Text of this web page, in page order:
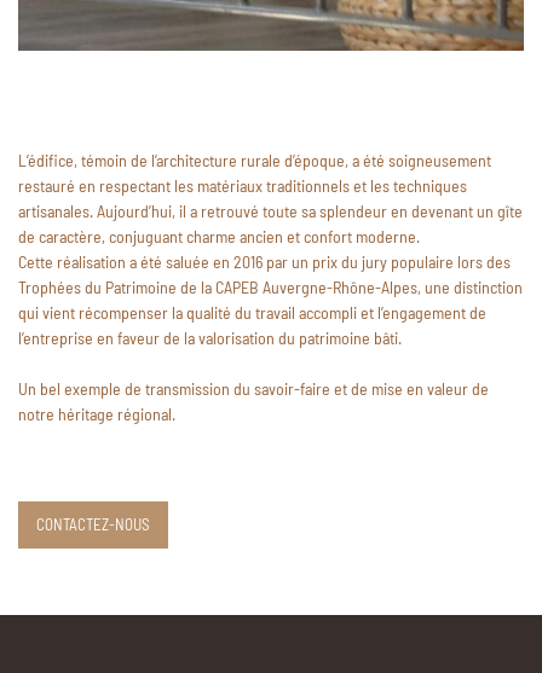
L’édifice, témoin de l’architecture rurale d’époque, a été soigneusement
restauré en respectant les matériaux traditionnels et les techniques
artisanales. Aujourd’hui, il a retrouvé toute sa splendeur en devenant un gîte
de caractère, conjuguant charme ancien et confort moderne.
Cette réalisation a été saluée en 2016 par un prix du jury populaire lors des
Trophées du Patrimoine de la CAPEB Auvergne-Rhône-Alpes, une distinction
qui vient récompenser la qualité du travail accompli et l’engagement de
l’entreprise en faveur de la valorisation du patrimoine bâti.
Un bel exemple de transmission du savoir-faire et de mise en valeur de
notre héritage régional.
CONTACTEZ-NOUS